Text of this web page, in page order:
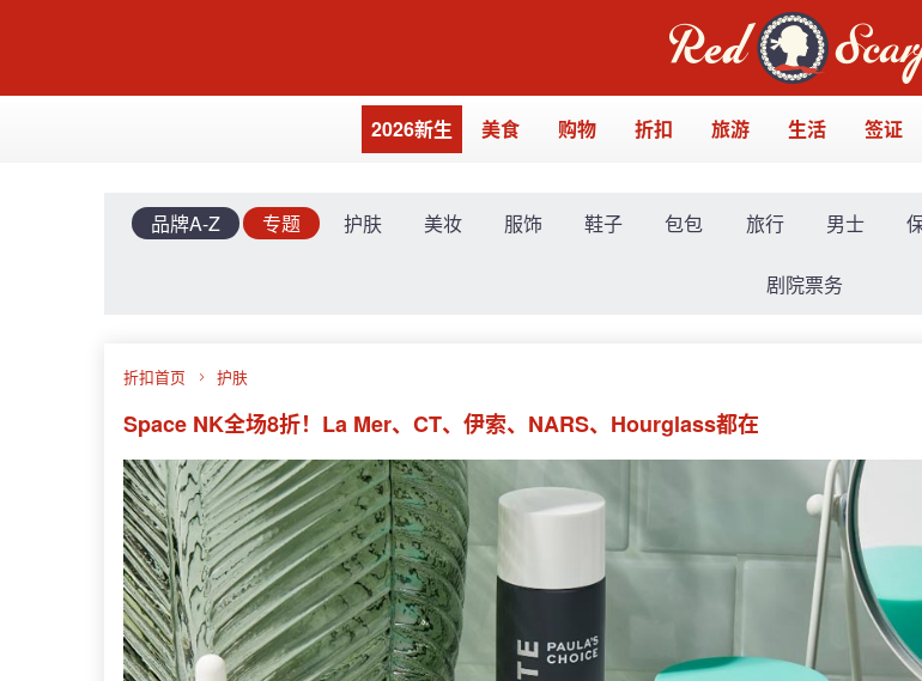
2026新生 美食 购物 折扣 旅游 生活 签证
品牌A-Z 专题 护肤 美妆 服饰 鞋子 包包 旅行 男士
剧院票务
折扣首页 护肤
Space NK全场8折！La Mer、CT、伊索、NARS、Hourglass都在